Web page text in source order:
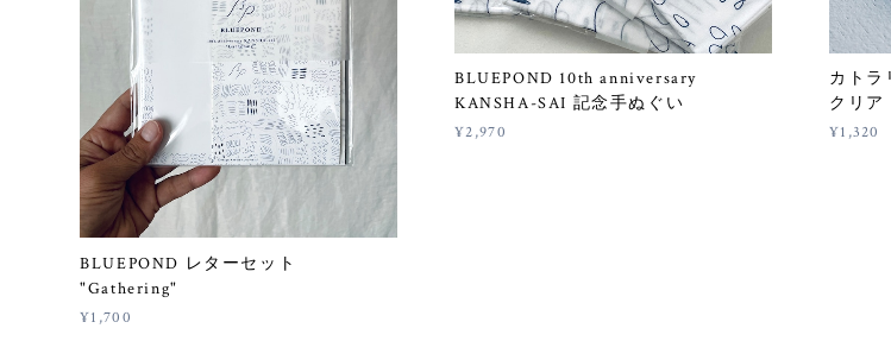
BLUEPOND レターセット
"Gathering"
¥1,700
BLUEPOND 10th anniversary
KANSHA-SAI 記念手ぬぐい
¥2,970
カトラ
クリア
¥1,320